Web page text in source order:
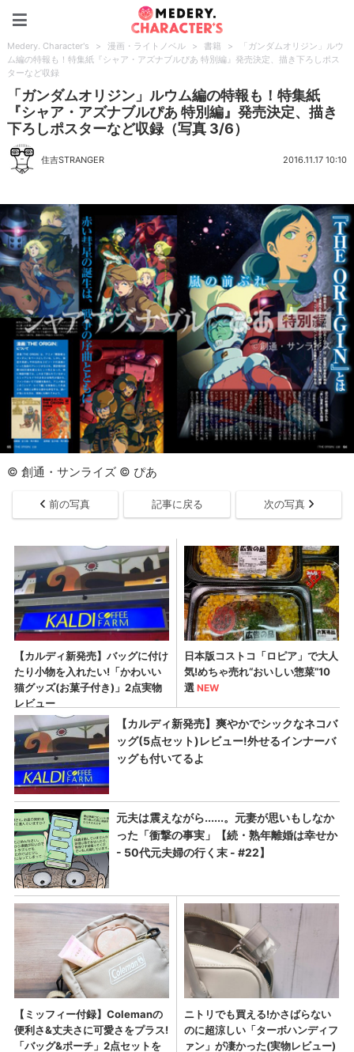
Medery. Character's > 漫画・ライトノベル > 書籍 >
「ガンダムオリジン」ルウ
ム編の特報も！特集紙『シャア・アズナブルぴあ 特別編』発売決定、描き下ろしポス
ターなど収録
「ガンダムオリジン」ルウム編の特報も！特集紙
『シャア・アズナブルぴあ 特別編』発売決定、描き
下ろしポスターなど収録（写真 3/6）
住吉STRANGER 2016.11.17 10:10
© 創通・サンライズ © ぴあ
前の写真 記事に戻る 次の写真